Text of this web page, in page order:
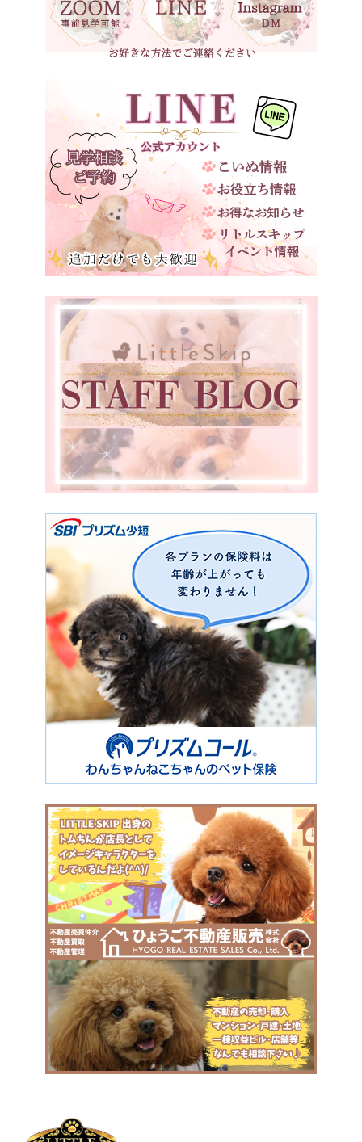
ブラウンタン
ベージュ
愛知県
三重県
大阪府
兵庫県
奈良県
和歌山県
鳥取県
島根県
岡山県
広島県
山口県
徳島県
愛媛県
福岡県
宮崎県
鹿児島県
香川県